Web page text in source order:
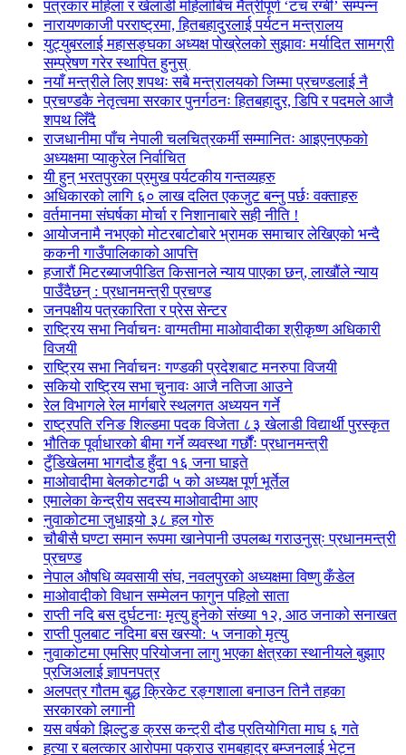
पत्रकार महिला र खेलाडी महिलाबिच मैत्रीपूर्ण ‘टच रग्बी’ सम्पन्न
नारायणकाजी परराष्ट्रमा, हितबहादुरलाई पर्यटन मन्त्रालय
युट्युबरलाई महासङ्घका अध्यक्ष पोख्रेलको सुझावः मर्यादित सामग्री
सम्प्रेषण गरेर स्थापित हुनुस्
नयाँ मन्त्रीले लिए शपथः सबै मन्त्रालयको जिम्मा प्रचण्डलाई नै
प्रचण्डकै नेतृत्वमा सरकार पुनर्गठनः हितबहादुर, डिपि र पदमले आजै
शपथ लिँदै
राजधानीमा पाँच नेपाली चलचित्रकर्मी सम्मानितः आइएनएफको
अध्यक्षमा प्याकुरेल निर्वाचित
यी हुन् भरतपुरका प्रमुख पर्यटकीय गन्तव्यहरु
अधिकारको लागि ६० लाख दलित एकजुट बन्नु पर्छः वक्ताहरु
वर्तमानमा संघर्षका मोर्चा र निशानाबारे सही नीति !
आयोजनामै नभएको मोटरबाटोबारे भ्रामक समाचार लेखिएको भन्दै
ककनी गाउँपालिकाको आपत्ति
हजारौं मिटरब्याजपीडित किसानले न्याय पाएका छन्, लाखौंले न्याय
पाउँदैछन् : प्रधानमन्त्री प्रचण्ड
जनपक्षीय पत्रकारिता र प्रेस सेन्टर
राष्ट्रिय सभा निर्वाचनः वाग्मतीमा माओवादीका श्रीकृष्ण अधिकारी
विजयी
राष्ट्रिय सभा निर्वाचनः गण्डकी प्रदेशबाट मनरुपा विजयी
सकियो राष्ट्रिय सभा चुनावः आजै नतिजा आउने
रेल विभागले रेल मार्गबारे स्थलगत अध्ययन गर्ने
राष्ट्रपति रनिङ शिल्डमा पदक विजेता ८३ खेलाडी विद्यार्थी पुरस्कृत
भौतिक पूर्वाधारको बीमा गर्ने व्यवस्था गर्छौंः प्रधानमन्त्री
टुँडिखेलमा भागदौड हुँदा १६ जना घाइते
माओवादीमा बेलकोटगढी ५ को अध्यक्ष पूर्ण भूर्तेल
एमालेका केन्द्रीय सदस्य माओ‌वादीमा आए
नुवाकोटमा जुधाइयो ३८ हल गोरु
चौबीसै घण्टा समान रूपमा खानेपानी उपलब्ध गराउनुस्ः प्रधानमन्त्री
प्रचण्ड
नेपाल औषधि व्यवसायी संघ, नवलपुरको अध्यक्षमा विष्णु कँडेल
माओवादीको विधान सम्मेलन फागुन पहिलो साता
राप्ती नदि बस दुर्घटनाः मृत्यु हुनेको संख्या १२, आठ जनाको सनाखत
राप्ती पुलबाट नदिमा बस खस्यो: ५ जनाको मृत्यु
नुवाकोटमा एमसिए परियोजना लागु भएका क्षेत्रका स्थानीयले बुझाए
प्रजिअलाई ज्ञापनपत्र
अलपत्र गौतम बुद्ध क्रिकेट रङ्गशाला बनाउन तिनै तहका
सरकारको लगानी
यस वर्षको झिल्टुङ क्रस कन्ट्री दौड प्रतियोगिता माघ ६ गते
हत्या र बलत्कार आरोपमा पक्राउ रामबहादुर बम्जनलाई भेट्न